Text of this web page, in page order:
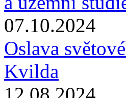
07.10.2024
Oslava
Kvilda